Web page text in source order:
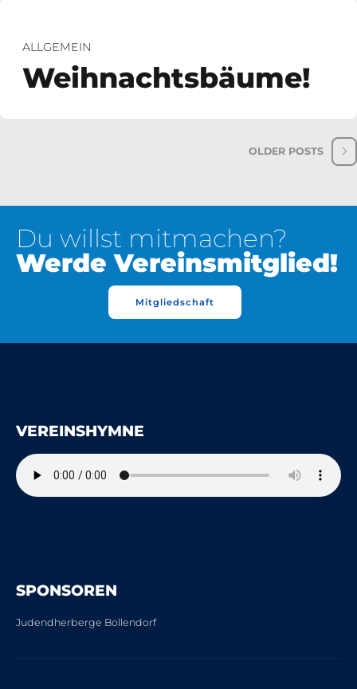
ALLGEMEIN
Weihnachtsbäume!
OLDER POSTS
Du willst mitmachen?
Werde Vereinsmitglied!
Mitgliedschaft
VEREINSHYMNE
SPONSOREN
Judendherberge Bollendorf